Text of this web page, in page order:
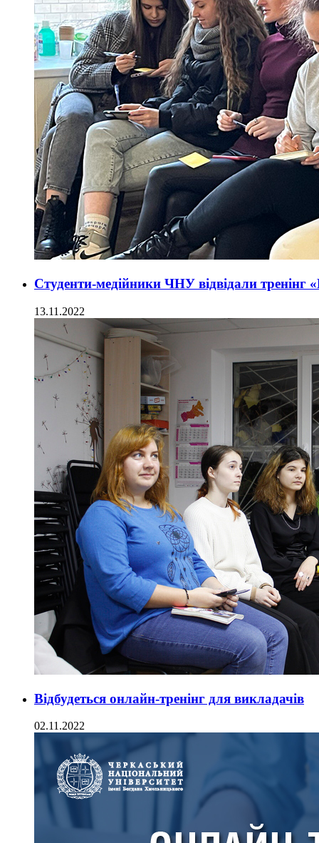
Студенти-медійники ЧНУ відвідали тренінг
13.11.2022
Відбудеться онлайн-тренінг для викладачів
02.11.2022